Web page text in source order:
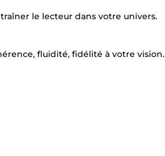
le lecteur dans votre univers.
fluidité, fidélité à votre vision.